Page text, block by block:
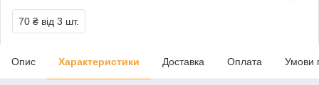
70 ₴ від 3 шт.
Опис Характеристики Доставка Оплата Умови